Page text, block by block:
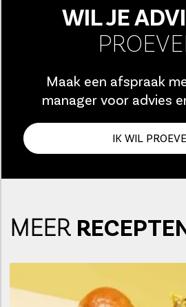
WIL JE
Maak een afspraak
manager voor advies
IK WIL
MEER